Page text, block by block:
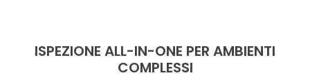
ISPEZIONE ALL-IN-ONE PER AMBIENTI
COMPLESSI